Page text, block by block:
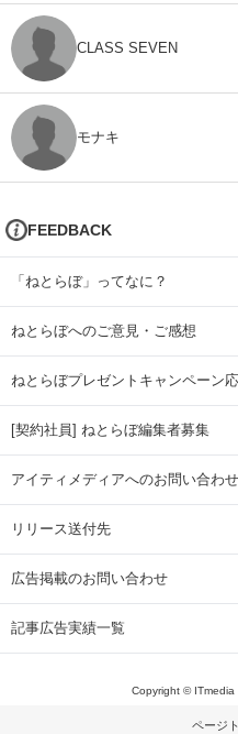
CLASS SEVEN
モナキ
FEEDBACK
「ねとらぼ」ってなに？
ねとらぼへのご意見・ご感想
ねとらぼプレゼントキャンペーン
[契約社員] ねとらぼ編集者募集
アイティメディアへのお問い合わせ
リリース送付先
広告掲載のお問い合わせ
記事広告実績一覧
Copyright © ITmedia
ページ